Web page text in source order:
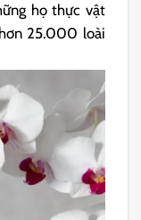
họ thực vật
25.000 loài